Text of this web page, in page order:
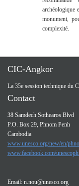
archéologique
monument,
complexité.
CIC-Angkor
La 35e session technique du
Contact
38 Samdech Sothearos Blvd
P.O. Box 29, Phnom Penh
Cambodia
www.unesco.org/new/en/
www.facebook.com/
Email: n.nou@unesco.org